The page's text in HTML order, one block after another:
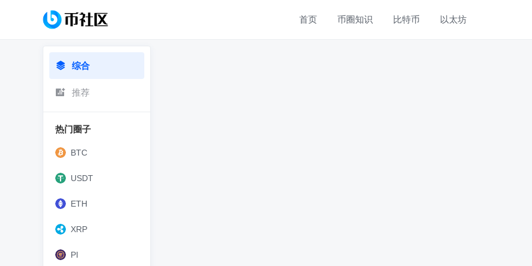
首页 币圈知识 比特币 以太坊
综合
推荐
热门圈子
BTC
USDT
ETH
XRP
PI